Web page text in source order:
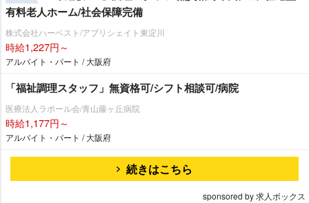
有料老人ホーム/社会保障完備
株式会社ハーベスト/アプリシェイト東淀川
時給1,227円～
アルバイト・パート / 大阪府
「福祉調理スタッフ」無資格可/シフト相談可/病院
医療法人ラポール会/青山藤ヶ丘病院
時給1,177円～
アルバイト・パート / 大阪府
続きはこちら
sponsored by 求人ボックス